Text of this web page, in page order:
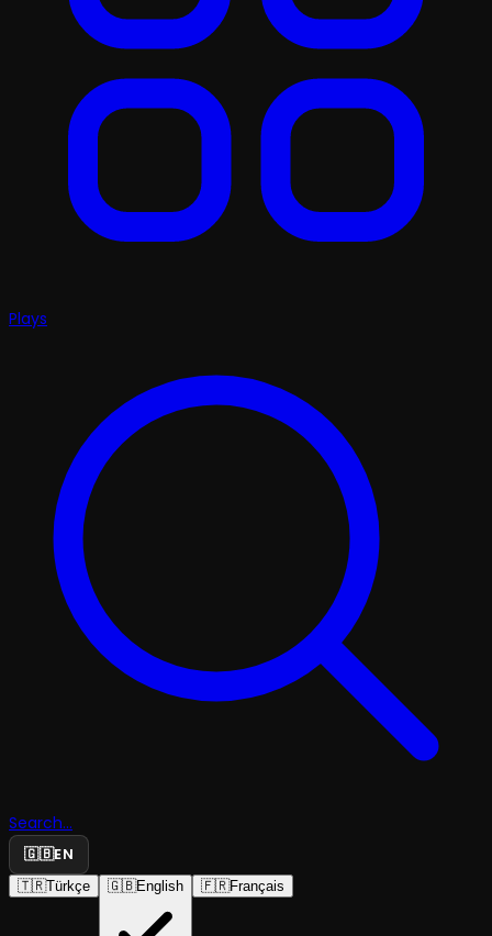
Plays
Search...
🇬🇧EN
🇹🇷Türkçe 🇬🇧English 🇫🇷Français